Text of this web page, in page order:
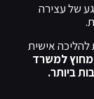
של עצירה
אישית
מחוץ למשרד
ביותר.